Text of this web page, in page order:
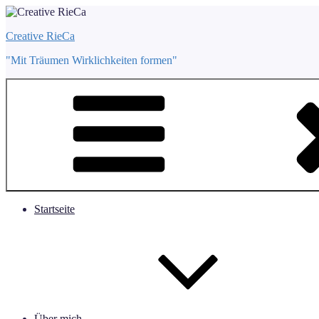
Zum
springen
Creative RieCa
"Mit Träumen Wirklichkeiten formen"
Startseite